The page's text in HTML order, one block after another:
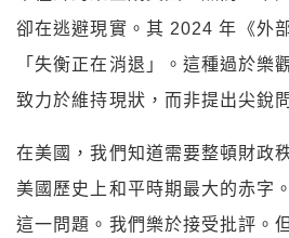
卻在逃避現實。其 2024 年《外
「失衡正在消退」。這種過於樂
致力於維持現狀，而非提出尖銳
在美國，我們知道需要整頓財政
美國歷史上和平時期最大的赤字
這一問題。我們樂於接受批評。